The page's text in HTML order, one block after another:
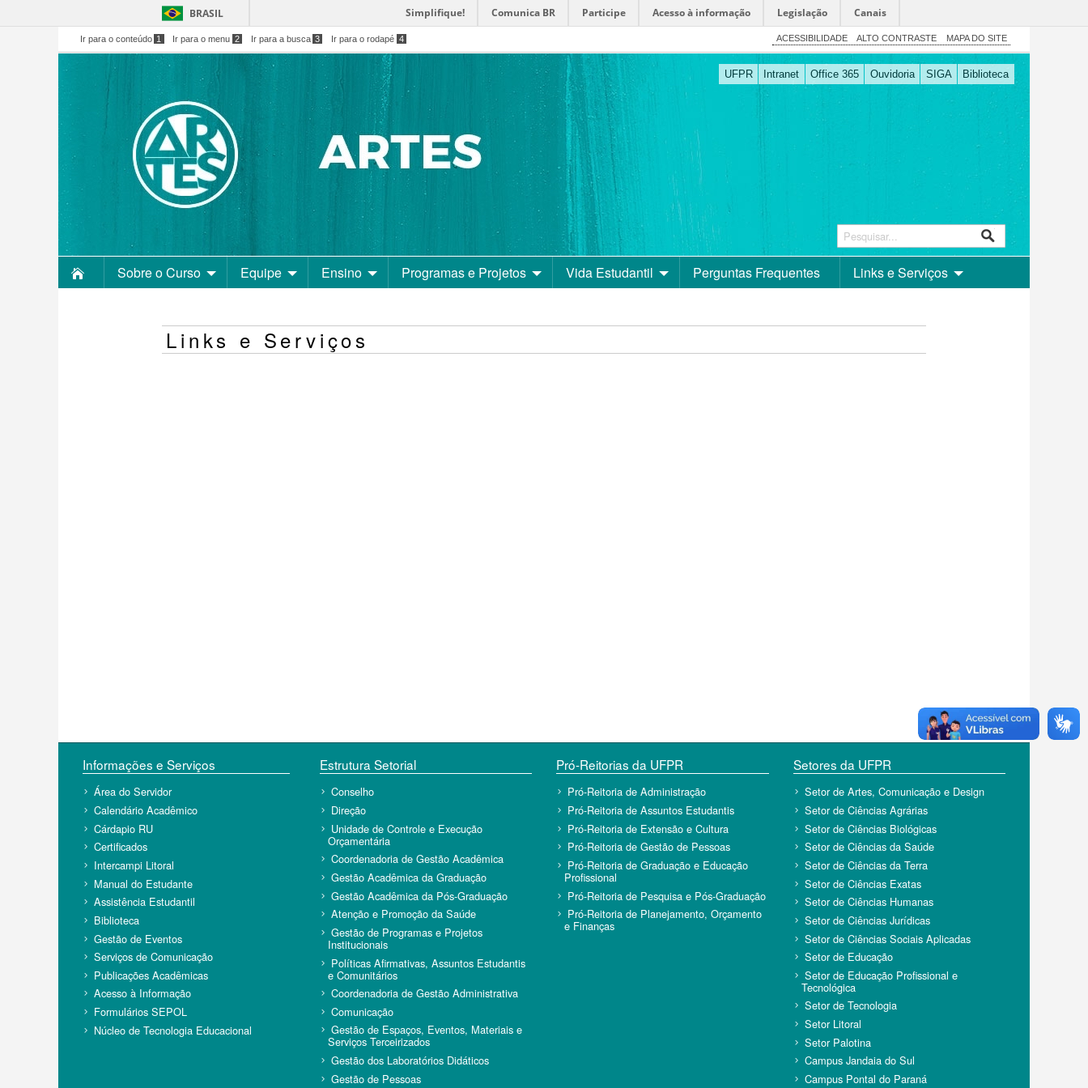
BRASIL Simplifique! Comunica BR Participe Acesso à informação Legislação Canais
Ir para o conteúdo 1 Ir para o menu 2 Ir para a busca 3 Ir para o rodapé 4 ACESSIBILIDADE ALTO CONTRASTE MAPA DO SITE
UFPR Intranet Office 365 Ouvidoria SIGA Biblioteca
Sobre o Curso Equipe Ensino Programas e Projetos Vida Estudantil Perguntas Frequentes Links e Serviços
Links e Serviços
Informações e Serviços
Área do Servidor
Calendário Acadêmico
Cárdapio RU
Certificados
Intercampi Litoral
Manual do Estudante
Assistência Estudantil
Biblioteca
Gestão de Eventos
Serviços de Comunicação
Publicações Acadêmicas
Acesso à Informação
Formulários SEPOL
Núcleo de Tecnologia Educacional
Estrutura Setorial
Conselho
Direção
Unidade de Controle e Execução
Orçamentária
Coordenadoria de Gestão Acadêmica
Gestão Acadêmica da Graduação
Gestão Acadêmica da Pós-Graduação
Atenção e Promoção da Saúde
Gestão de Programas e Projetos
Institucionais
Políticas Afirmativas, Assuntos Estudantis
e Comunitários
Coordenadoria de Gestão Administrativa
Comunicação
Gestão de Espaços, Eventos, Materiais e
Serviços Terceirizados
Gestão dos Laboratórios Didáticos
Gestão de Pessoas
Pró-Reitorias da UFPR
Pró-Reitoria de Administração
Pró-Reitoria de Assuntos Estudantis
Pró-Reitoria de Extensão e Cultura
Pró-Reitoria de Gestão de Pessoas
Pró-Reitoria de Graduação e Educação
Profissional
Pró-Reitoria de Pesquisa e Pós-Graduação
Pró-Reitoria de Planejamento, Orçamento
e Finanças
Setores da UFPR
Setor de Artes, Comunicação e Design
Setor de Ciências Agrárias
Setor de Ciências Biológicas
Setor de Ciências da Saúde
Setor de Ciências da Terra
Setor de Ciências Exatas
Setor de Ciências Humanas
Setor de Ciências Jurídicas
Setor de Ciências Sociais Aplicadas
Setor de Educação
Setor de Educação Profissional e
Tecnológica
Setor de Tecnologia
Setor Litoral
Setor Palotina
Campus Jandaia do Sul
Campus Pontal do Paraná